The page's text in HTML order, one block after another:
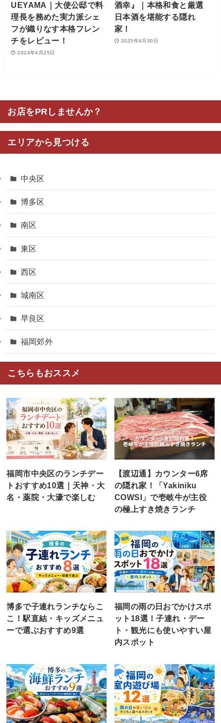
UEYAMA｜大使公邸で料
理長を務めた実力派シェ
フが織りなす本格フレン
チをレビュー！
2024年4月25日
酒幸』｜本格和食と厳選
日本酒を堪能する隠れ
家！
2025年4月30日
お店をPRしませんか？
エリアから見つける
中央区
博多区
南区
東区
西区
城南区
早良区
福岡郊外
こちらもおススメ
福岡市中央区のランチデー
トおすすめ10選｜天神・大
名・薬院・大濠で楽しむ
【渡辺通】カウンター6席
の隠れ家！「Yakiniku
COWSI」で壱岐牛が主役
の極上すき焼きランチ
博多で子連れランチならこ
こ！駅直結・キッズメニュ
ーで選ぶおすすめ9選
福岡の雨の日おでかけスポ
ット18選！子連れ・デー
ト・観光にも使いやすい屋
内スポット